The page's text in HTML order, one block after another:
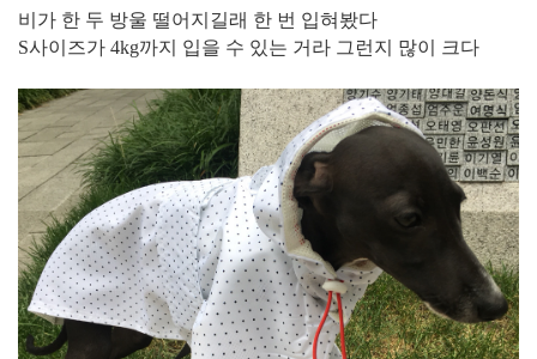
비가 한 두 방울 떨어지길래 한 번 입혀봤다
S사이즈가 4kg까지 입을 수 있는 거라 그런지 많이 크다